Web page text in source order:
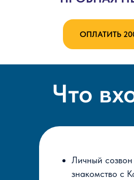
ОПЛАТИТЬ
Личный
знакомство с
Что